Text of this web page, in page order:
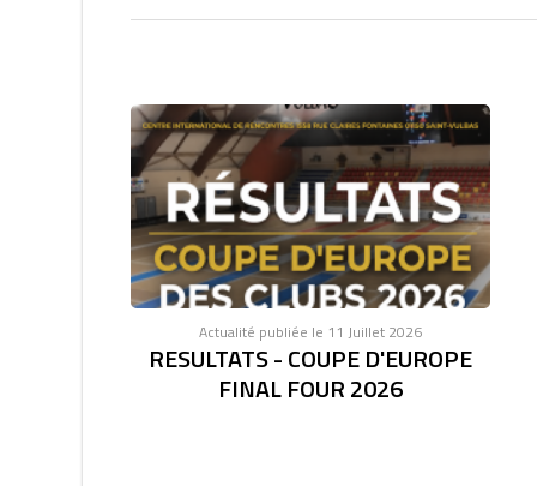
Actualité publiée le 11 Juillet 2026
RESULTATS - COUPE D'EUROPE
FINAL FOUR 2026